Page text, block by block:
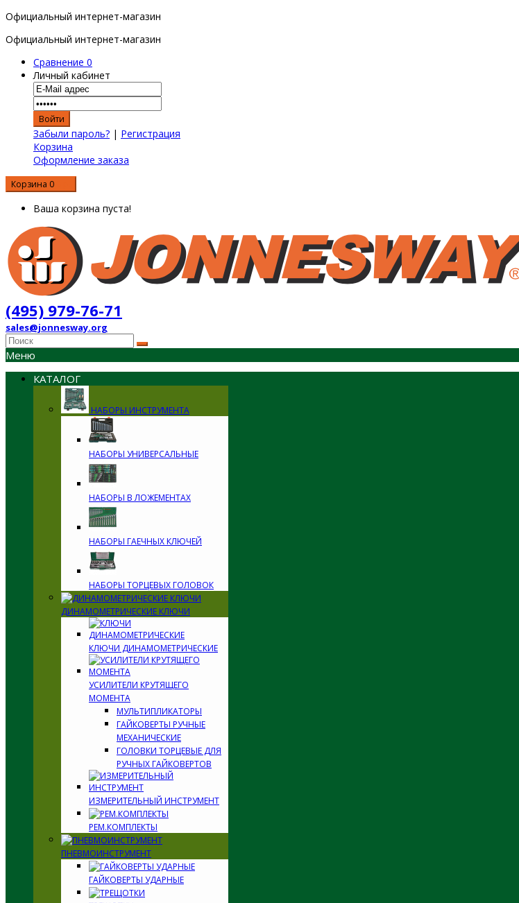
Официальный интернет-магазин
Официальный интернет-магазин
Сравнение 0
Личный кабинет
Забыли пароль? | Регистрация
Корзина
Оформление заказа
Корзина 0
Ваша корзина пуста!
(495) 979-76-71
sales@jonnesway.org
Меню
КАТАЛОГ
НАБОРЫ ИНСТРУМЕНТА
НАБОРЫ УНИВЕРСАЛЬНЫЕ
НАБОРЫ В ЛОЖЕМЕНТАХ
НАБОРЫ ГАЕЧНЫХ КЛЮЧЕЙ
НАБОРЫ ТОРЦЕВЫХ ГОЛОВОК
ДИНАМОМЕТРИЧЕСКИЕ КЛЮЧИ
КЛЮЧИ ДИНАМОМЕТРИЧЕСКИЕ
УСИЛИТЕЛИ КРУТЯЩЕГО
МОМЕНТА
МУЛЬТИПЛИКАТОРЫ
ГАЙКОВЕРТЫ РУЧНЫЕ
МЕХАНИЧЕСКИЕ
ГОЛОВКИ ТОРЦЕВЫЕ ДЛЯ
РУЧНЫХ ГАЙКОВЕРТОВ
ИЗМЕРИТЕЛЬНЫЙ ИНСТРУМЕНТ
РЕМ.КОМПЛЕКТЫ
ПНЕВМОИНСТРУМЕНТ
ГАЙКОВЕРТЫ УДАРНЫЕ